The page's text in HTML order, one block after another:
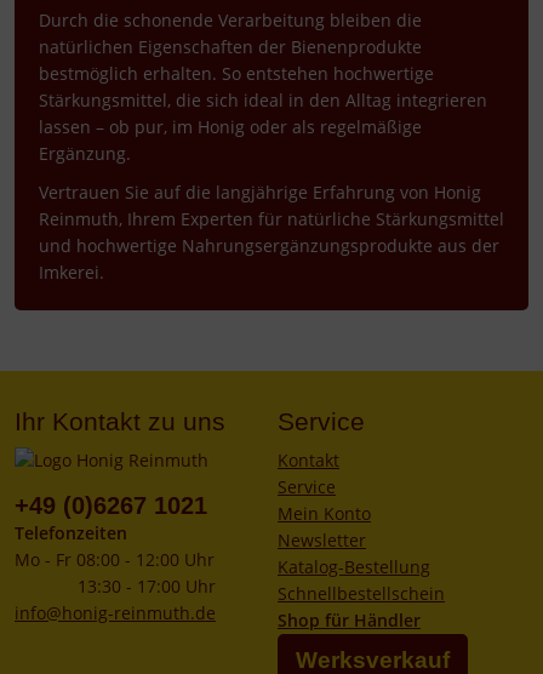
Durch die schonende Verarbeitung bleiben die
natürlichen Eigenschaften der Bienenprodukte
bestmöglich erhalten. So entstehen hochwertige
Stärkungsmittel, die sich ideal in den Alltag integrieren
lassen – ob pur, im Honig oder als regelmäßige
Ergänzung.
Vertrauen Sie auf die langjährige Erfahrung von Honig
Reinmuth, Ihrem Experten für natürliche Stärkungsmittel
und hochwertige Nahrungsergänzungsprodukte aus der
Imkerei.
Ihr Kontakt zu uns
+49 (0)6267 1021
Telefonzeiten
Mo - Fr 08:00 - 12:00 Uhr
13:30 - 17:00 Uhr
info@honig-reinmuth.de
Service
Kontakt
Service
Mein Konto
Newsletter
Katalog-Bestellung
Schnellbestellschein
Shop für Händler
Werksverkauf